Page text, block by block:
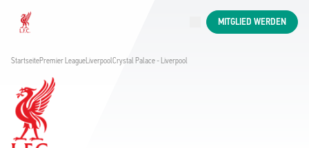
Now live
MITGLIED WERDEN
StartseitePremier LeagueLiverpoolCrystal Palace - Liverpool